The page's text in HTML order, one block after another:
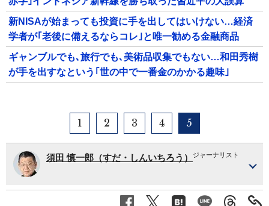
新NISAが始まっても投資に手を出してはいけない…経済
学者が｢老後に備えるならコレ｣と唯一勧める金融商品
ギャンブルでも､旅行でも､美術品収集でもない…和田秀樹
が手を出すなという｢世の中で一番金のかかる趣味｣
1 2 3 4 5
須田 慎一郎（すだ・しんいちろう） ジャーナリスト